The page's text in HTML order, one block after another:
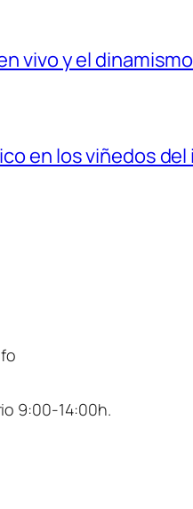
vivo y el
en los viñedos
9:00-14:00h.